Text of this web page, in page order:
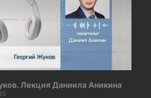
Лекция Даниила Аникина